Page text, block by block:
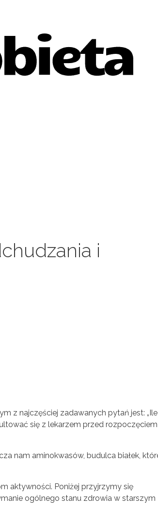
i
z najczęściej zadawanych pytań jest: „Ile
się z lekarzem przed rozpoczęciem
nam aminokwasów, budulca białek,
aktywności. Poniżej przyjrzymy się
ogólnego stanu zdrowia w starszym